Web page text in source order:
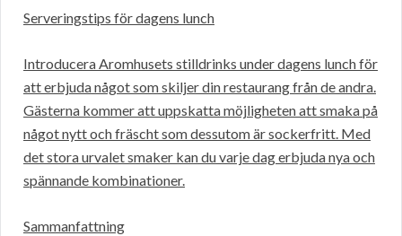
Serveringstips för dagens lunch
Introducera Aromhusets stilldrinks under dagens lunch för
att erbjuda något som skiljer din restaurang från de andra.
Gästerna kommer att uppskatta möjligheten att smaka på
något nytt och fräscht som dessutom är sockerfritt. Med
det stora urvalet smaker kan du varje dag erbjuda nya och
spännande kombinationer.
Sammanfattning